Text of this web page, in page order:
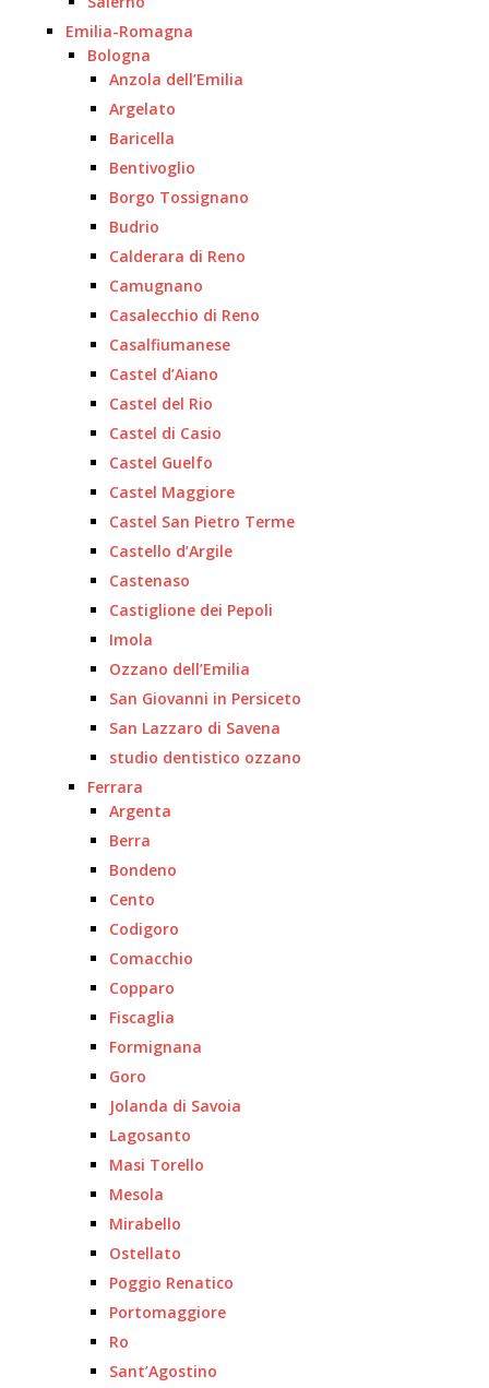
Emilia-Romagna
Bologna
Anzola dell’Emilia
Argelato
Baricella
Bentivoglio
Borgo Tossignano
Budrio
Calderara di Reno
Camugnano
Casalecchio di Reno
Casalfiumanese
Castel d’Aiano
Castel del Rio
Castel di Casio
Castel Guelfo
Castel Maggiore
Castel San Pietro Terme
Castello d’Argile
Castenaso
Castiglione dei Pepoli
Imola
Ozzano dell’Emilia
San Giovanni in Persiceto
San Lazzaro di Savena
studio dentistico ozzano
Ferrara
Argenta
Berra
Bondeno
Cento
Codigoro
Comacchio
Copparo
Fiscaglia
Formignana
Goro
Jolanda di Savoia
Lagosanto
Masi Torello
Mesola
Mirabello
Ostellato
Poggio Renatico
Portomaggiore
Ro
Sant’Agostino